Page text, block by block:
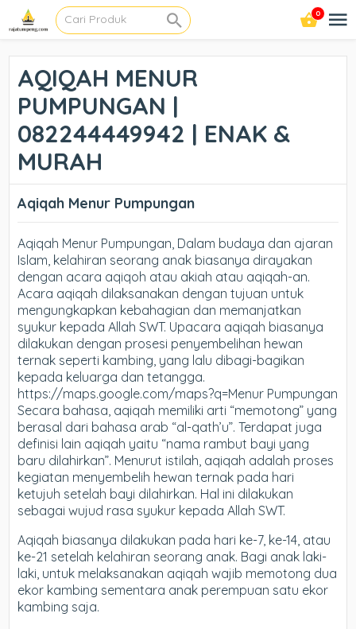
0
AQIQAH MENUR
PUMPUNGAN |
082244449942 | ENAK &
MURAH
Aqiqah Menur Pumpungan
Aqiqah Menur Pumpungan, Dalam budaya dan ajaran
Islam, kelahiran seorang anak biasanya dirayakan
dengan acara aqiqoh atau akiah atau aqiqah-an.
Acara aqiqah dilaksanakan dengan tujuan untuk
mengungkapkan kebahagian dan memanjatkan
syukur kepada Allah SWT. Upacara aqiqah biasanya
dilakukan dengan prosesi penyembelihan hewan
ternak seperti kambing, yang lalu dibagi-bagikan
kepada keluarga dan tetangga.
https://maps.google.com/maps?q=Menur Pumpungan
Secara bahasa, aqiqah memiliki arti “memotong” yang
berasal dari bahasa arab “al-qath’u”. Terdapat juga
definisi lain aqiqah yaitu “nama rambut bayi yang
baru dilahirkan”. Menurut istilah, aqiqah adalah proses
kegiatan menyembelih hewan ternak pada hari
ketujuh setelah bayi dilahirkan. Hal ini dilakukan
sebagai wujud rasa syukur kepada Allah SWT.
Aqiqah biasanya dilakukan pada hari ke-7, ke-14, atau
ke-21 setelah kelahiran seorang anak. Bagi anak laki-
laki, untuk melaksanakan aqiqah wajib memotong dua
ekor kambing sementara anak perempuan satu ekor
kambing saja.